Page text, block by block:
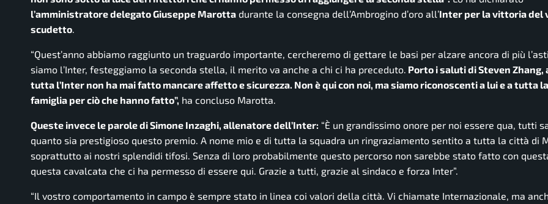
l’amministratore delegato Giuseppe Marotta durante la consegna dell’Ambrogino d’oro all’Inter per la vittoria del
scudetto
“Quest’anno abbiamo raggiunto un traguardo importante, cercheremo di gettare le basi per alzare ancora di più
siamo l’Inter, festeggiamo la seconda stella, il merito va anche a chi ci ha preceduto. Porto i saluti di Steven Zhang,
tutta l’Inter non ha mai fatto mancare affetto e sicurezza. Non è qui con noi, ma siamo riconoscenti a lui e a tutta
famiglia per ciò che hanno fatto”, ha concluso Marotta.
Queste invece le parole di Simone Inzaghi, allenatore dell’Inter: “È un grandissimo onore per noi essere qua, tutti
quanto sia prestigioso questo premio. A nome mio e di tutta la squadra un ringraziamento sentito a tutta la città di
soprattutto ai nostri splendidi tifosi. Senza di loro probabilmente questo percorso non sarebbe stato fatto con
questa cavalcata che ci ha permesso di essere qui. Grazie a tutti, grazie al sindaco e forza Inter”.
“Il vostro comportamento in campo è sempre stato in linea coi valori della città. Vi chiamate Internazionale, ma